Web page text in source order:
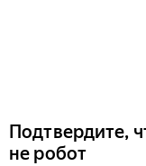
Подтвердите,
не робот